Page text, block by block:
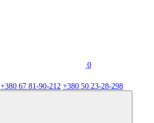
0
+380 67 81-90-212 +380 50 23-28-298